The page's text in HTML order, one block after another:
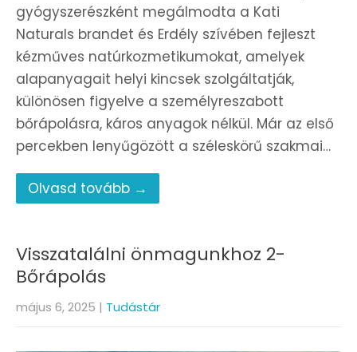
gyógyszerészként megálmodta a Kati
Naturals brandet és Erdély szívében fejleszt
kézműves natúrkozmetikumokat, amelyek
alapanyagait helyi kincsek szolgáltatják,
különösen figyelve a személyreszabott
bőrápolásra, káros anyagok nélkül. Már az első
percekben lenyűgözött a széleskörű szakmai…
Olvasd tovább →
Visszatalálni önmagunkhoz 2-
Bőrápolás
május 6, 2025 | Tudástár